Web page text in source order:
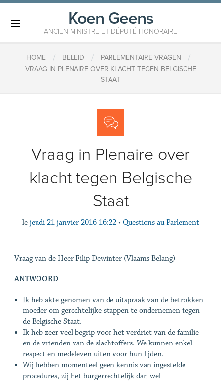
Koen Geens
ANCIEN MINISTRE ET DÉPUTÉ HONORAIRE
HOME / BELEID / PARLEMENTAIRE VRAGEN /
VRAAG IN PLENAIRE OVER KLACHT TEGEN BELGISCHE
STAAT
Vraag in Plenaire over
klacht tegen Belgische
Staat
le jeudi 21 janvier 2016 16:22 • Questions au Parlement
Vraag van de Heer Filip Dewinter (Vlaams Belang)
ANTWOORD
Ik heb akte genomen van de uitspraak van de betrokken
moeder om gerechtelijke stappen te ondernemen tegen
de Belgische Staat.
Ik heb zeer veel begrip voor het verdriet van de familie
en de vrienden van de slachtoffers. We kunnen enkel
respect en medeleven uiten voor hun lijden.
Wij hebben momenteel geen kennis van ingestelde
procedures, zij het burgerrechtelijk dan wel